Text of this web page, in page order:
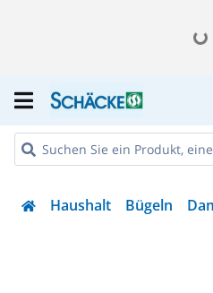
Haushalt Bügeln